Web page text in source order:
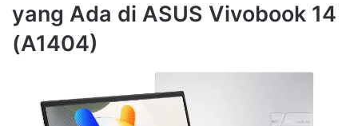
yang Ada di ASUS Vivobook 14
(A1404)